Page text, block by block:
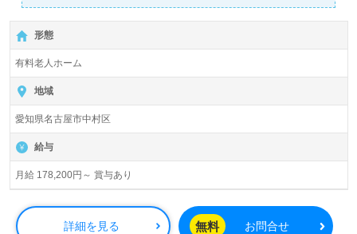
詳細に関してお気軽にご相談ください♪
【無料】で皆さんの転職活動をサポートいたします。
形態
有料老人ホーム
地域
愛知県名古屋市中村区
給与
月給 178,200円～ 賞与あり
詳細を見る 無料 お問合せ